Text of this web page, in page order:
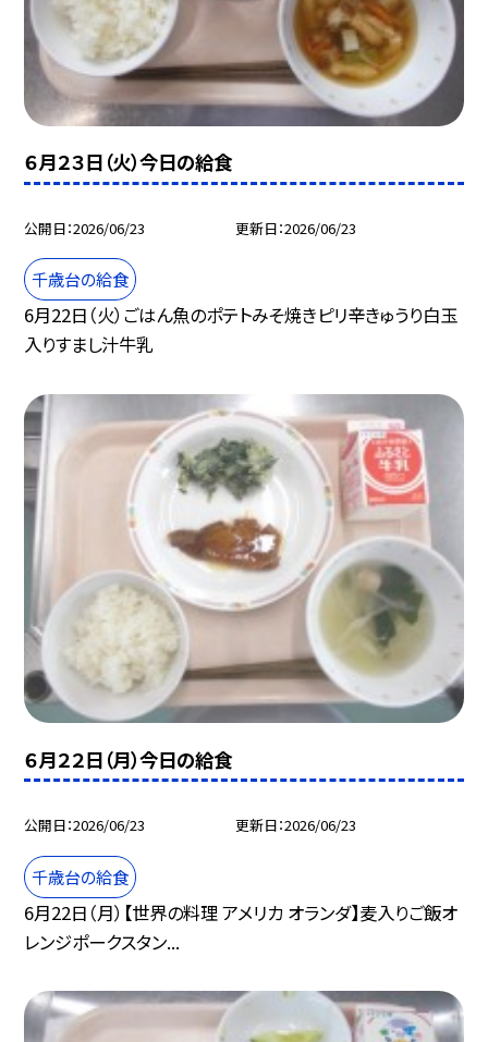
６月２３日（火）今日の給食
公開日 2026/06/23 更新日 2026/06/23
千歳台の給食
6月22日（火）ごはん魚のポテトみそ焼きピリ辛きゅうり白玉
入りすまし汁牛乳
６月２２日（月）今日の給食
公開日 2026/06/23 更新日 2026/06/23
千歳台の給食
6月22日（月）【世界の料理 アメリカ オランダ】麦入りご飯オ
レンジポークスタン...